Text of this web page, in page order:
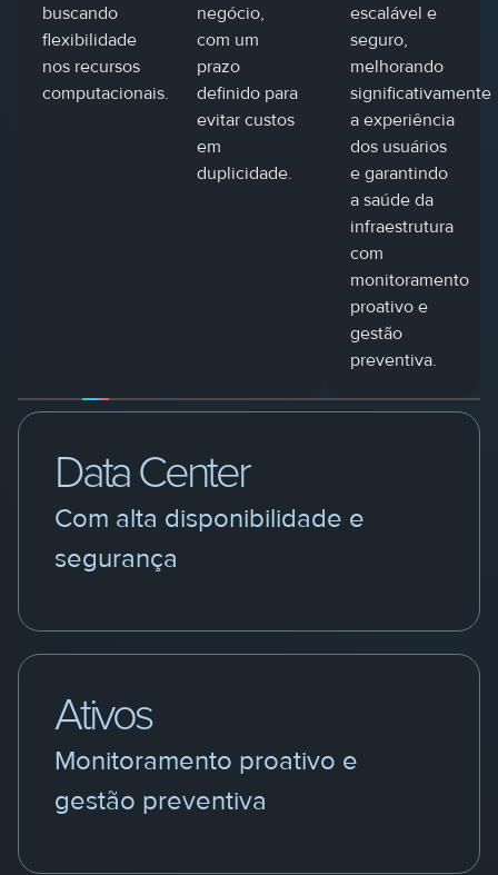
buscando
flexibilidade
nos recursos
computacionais.
negócio,
com um
prazo
definido para
evitar custos
em
duplicidade.
escalável e
seguro,
melhorando
significativamente
a experiência
dos usuários
e garantindo
a saúde da
infraestrutura
com
monitoramento
proativo e
gestão
preventiva.
Data Center
Com alta disponibilidade e
segurança
Ativos
Monitoramento proativo e
gestão preventiva